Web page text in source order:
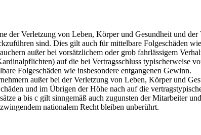
der Verletzung von Leben, Körper und Gesundheit und
sind. Dies gilt auch für mittelbare Folgeschäden
außer bei vorsätzlichem oder grob fahrlässigem
auf die bei Vertragsschluss typischerweise
Folgeschäden wie insbesondere entgangenen Gewinn.
außer bei der Verletzung von Leben, Körper und
und im Übrigen der Höhe nach auf die
a bis c gilt sinngemäß auch zugunsten der Mitarbeiter
nationalem Recht bleiben unberührt.